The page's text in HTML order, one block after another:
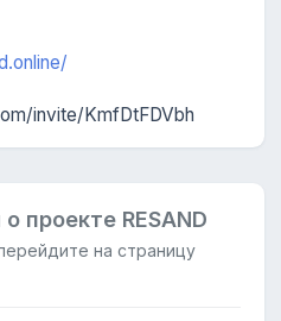
invite/KmfDtFDVbh
проекте RESAND
на страницу